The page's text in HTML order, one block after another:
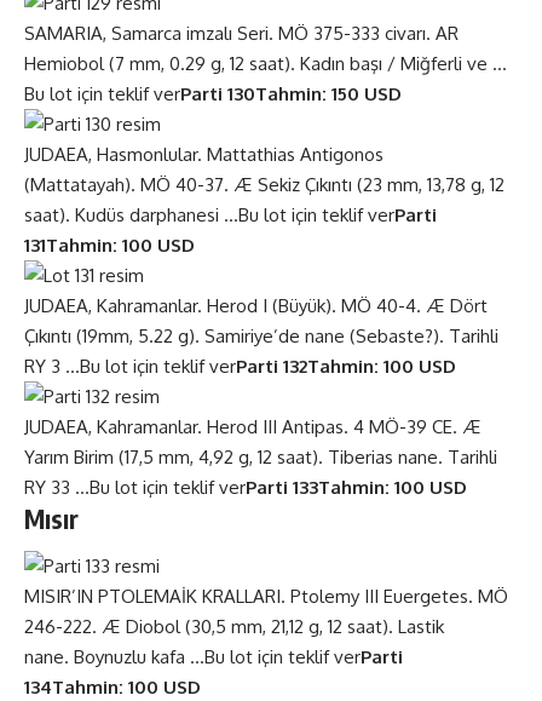
SAMARIA, Samarca imzalı Seri. MÖ 375-333 civarı. AR
Hemiobol (7 mm, 0.29 g, 12 saat). Kadın başı / Miğferli ve …
Bu lot için teklif verParti 130Tahmin: 150 USD
JUDAEA, Hasmonlular. Mattathias Antigonos
(Mattatayah). MÖ 40-37. Æ Sekiz Çıkıntı (23 mm, 13,78 g, 12
saat). Kudüs darphanesi …Bu lot için teklif verParti
131Tahmin: 100 USD
JUDAEA, Kahramanlar. Herod I (Büyük). MÖ 40-4. Æ Dört
Çıkıntı (19mm, 5.22 g). Samiriye’de nane (Sebaste?). Tarihli
RY 3 …Bu lot için teklif verParti 132Tahmin: 100 USD
JUDAEA, Kahramanlar. Herod III Antipas. 4 MÖ-39 CE. Æ
Yarım Birim (17,5 mm, 4,92 g, 12 saat). Tiberias nane. Tarihli
RY 33 …Bu lot için teklif verParti 133Tahmin: 100 USD
Mısır
MISIR’IN PTOLEMAİK KRALLARI. Ptolemy III Euergetes. MÖ
246-222. Æ Diobol (30,5 mm, 21,12 g, 12 saat). Lastik
nane. Boynuzlu kafa …Bu lot için teklif verParti
134Tahmin: 100 USD